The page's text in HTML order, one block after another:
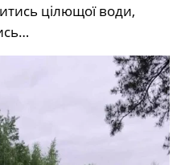
цілющої води,